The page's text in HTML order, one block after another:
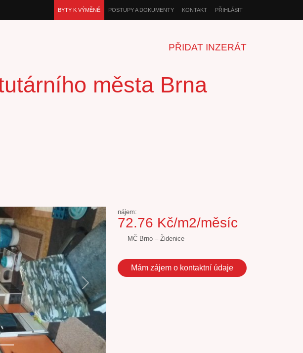
BYTY K VÝMĚNĚ POSTUPY A DOKUMENTY KONTAKT PŘIHLÁSIT
PŘIDAT INZERÁT
města Brna
Next
nájem:
72.76 Kč/m2/měsíc
MČ Brno – Židenice
Mám zájem o kontaktní údaje